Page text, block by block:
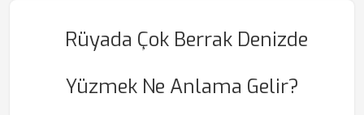
Rüyada Çok Berrak Denizde
Yüzmek Ne Anlama Gelir?